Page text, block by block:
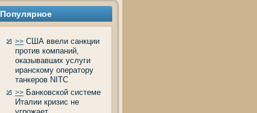
Популярное
>> США ввели санкции
против компаний,
оказывавших услуги
иранскому оператору
танкеров NITC
>> Банковской системе
Италии кризис не